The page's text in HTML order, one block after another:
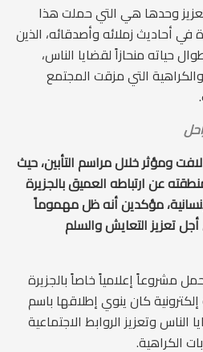
وحدها هي التي حملت هذا
في أحاديث زملائه وأصدقائه، الذين
منحازاً لقضايا الناس،
التي مزقت المجتمع
ومؤثر خلال مراسم التأبين، حيث
عن ارتباطه العميق بالجزيرة
مؤكدين أنه ظل مهموماً
تعزيز التعايش والسلم
مشروعاً إعلامياً خاصاً بالجزيرة
كان ينوي إطلاقها باسم
الناس وتعزيز الروابط الاجتماعية
الكراهية.